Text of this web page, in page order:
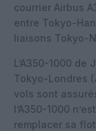
courrier Airbus
entre Tokyo-
liaisons Tokyo-
L’A350-1000
Tokyo-Londres
vols sont
l’A350-1000
remplacer sa